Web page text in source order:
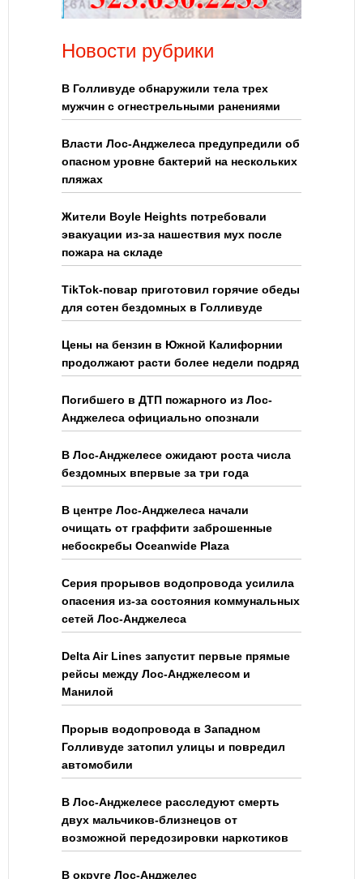
Новости рубрики
В Голливуде обнаружили тела трех
мужчин с огнестрельными ранениями
Власти Лос-Анджелеса предупредили об
опасном уровне бактерий на нескольких
пляжах
Жители Boyle Heights потребовали
эвакуации из-за нашествия мух после
пожара на складе
TikTok-повар приготовил горячие обеды
для сотен бездомных в Голливуде
Цены на бензин в Южной Калифорнии
продолжают расти более недели подряд
Погибшего в ДТП пожарного из Лос-
Анджелеса официально опознали
В Лос-Анджелесе ожидают роста числа
бездомных впервые за три года
В центре Лос-Анджелеса начали
очищать от граффити заброшенные
небоскребы Oceanwide Plaza
Серия прорывов водопровода усилила
опасения из-за состояния коммунальных
сетей Лос-Анджелеса
Delta Air Lines запустит первые прямые
рейсы между Лос-Анджелесом и
Манилой
Прорыв водопровода в Западном
Голливуде затопил улицы и повредил
автомобили
В Лос-Анджелесе расследуют смерть
двух мальчиков-близнецов от
возможной передозировки наркотиков
В округе Лос-Анджелес